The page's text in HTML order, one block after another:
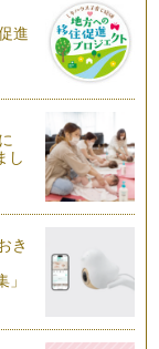
を活用しよ
った調査による
オススメサービ
じいちゃんおば
理を！
増えています。
プリント！
進
し
き